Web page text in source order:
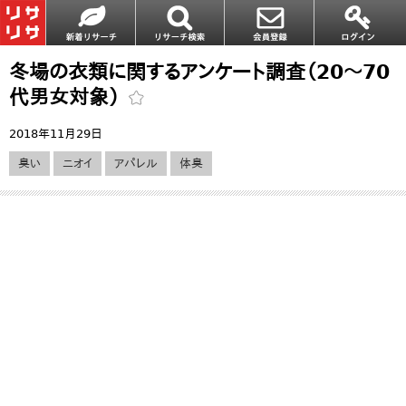
冬場の衣類に関するアンケート調査（20～70
代男女対象）
2018年11月29日
臭い ニオイ アパレル 体臭